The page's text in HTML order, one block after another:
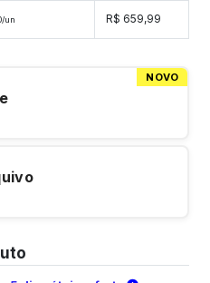
un R$ 659,99
NOVO